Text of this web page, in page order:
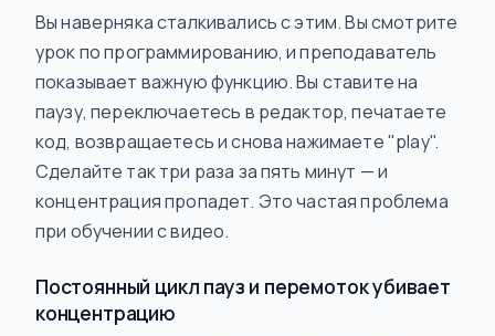
Вы наверняка сталкивались с этим. Вы смотрите
урок по программированию, и преподаватель
показывает важную функцию. Вы ставите на
паузу, переключаетесь в редактор, печатаете
код, возвращаетесь и снова нажимаете "play".
Сделайте так три раза за пять минут — и
концентрация пропадет. Это частая проблема
при обучении с видео.
Постоянный цикл пауз и перемоток убивает
концентрацию